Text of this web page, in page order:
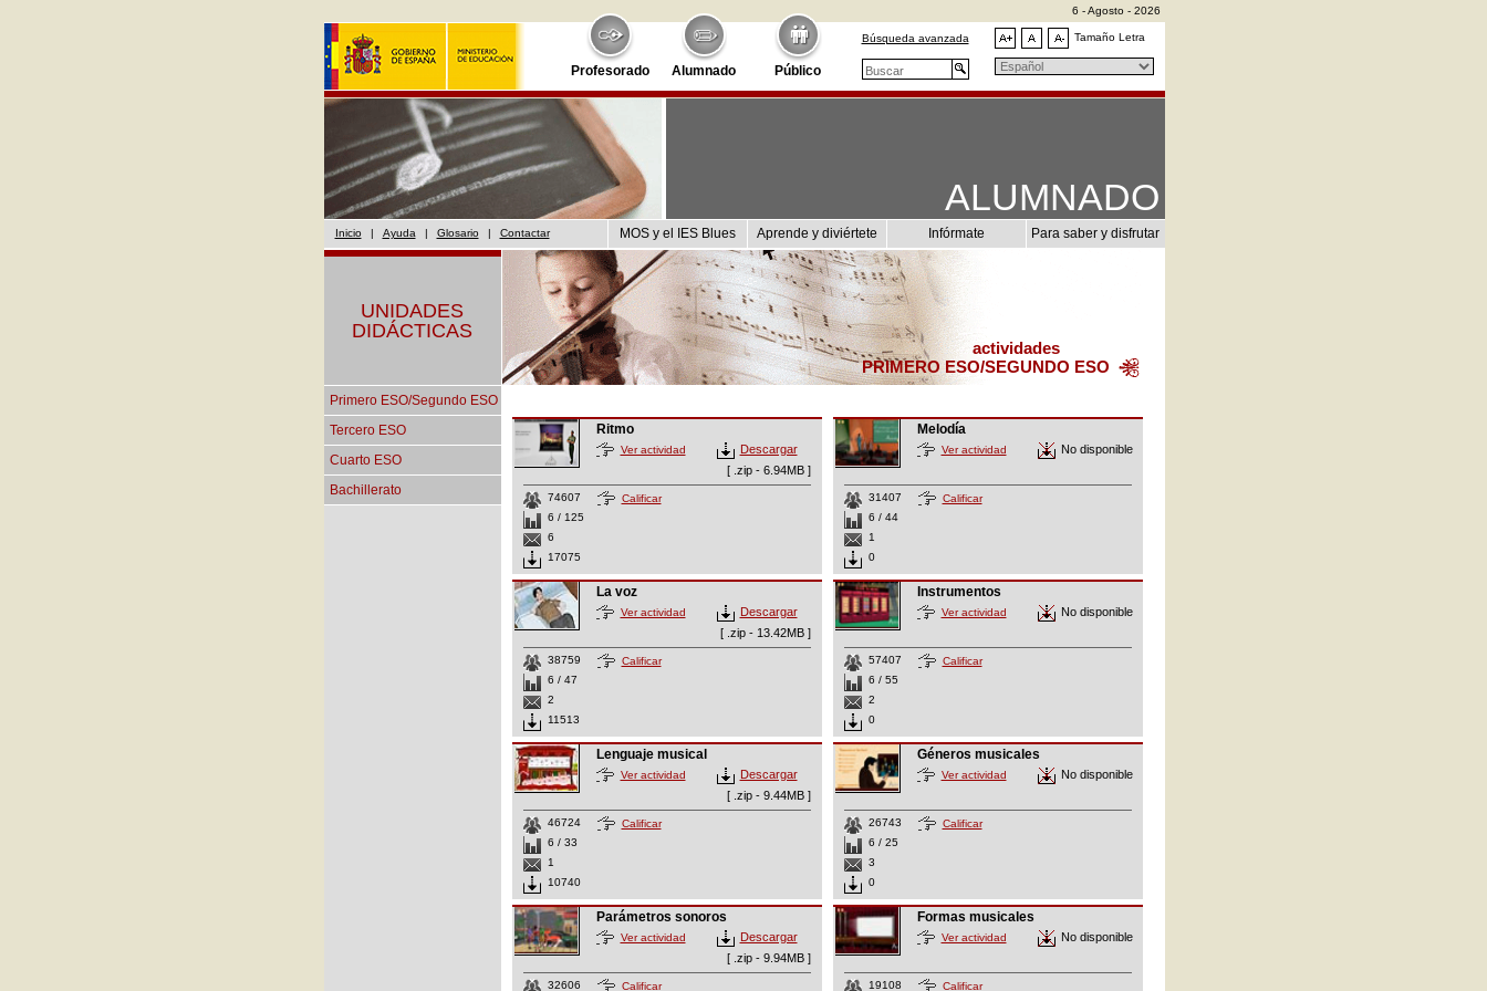
Profesorado Alumnado Público
6 - Agosto - 2026
Búsqueda avanzada Tamaño Letra
ALUMNADO
Inicio | Ayuda | Glosario | Contactar MOS y el IES Blues Aprende y diviértete Infórmate Para saber y disfrutar
UNIDADES
DIDÁCTICAS
Primero ESO/Segundo ESO
Tercero ESO
Cuarto ESO
Bachillerato
actividades
PRIMERO ESO/SEGUNDO ESO
Ritmo
Ver actividad
Descargar
[ .zip - 6.94MB ]
74607
6 / 125
6
17075
Calificar
Melodía
Ver actividad No disponible
31407
6 / 44
1
0
Calificar
La voz
Ver actividad
Descargar
[ .zip - 13.42MB ]
38759
6 / 47
2
11513
Calificar
Instrumentos
Ver actividad No disponible
57407
6 / 55
2
0
Calificar
Lenguaje musical
Ver actividad
Descargar
[ .zip - 9.44MB ]
46724
6 / 33
1
10740
Calificar
Géneros musicales
Ver actividad No disponible
26743
6 / 25
3
0
Calificar
Parámetros sonoros
Ver actividad
Descargar
[ .zip - 9.94MB ]
32606 Calificar
Formas musicales
Ver actividad No disponible
19108 Calificar